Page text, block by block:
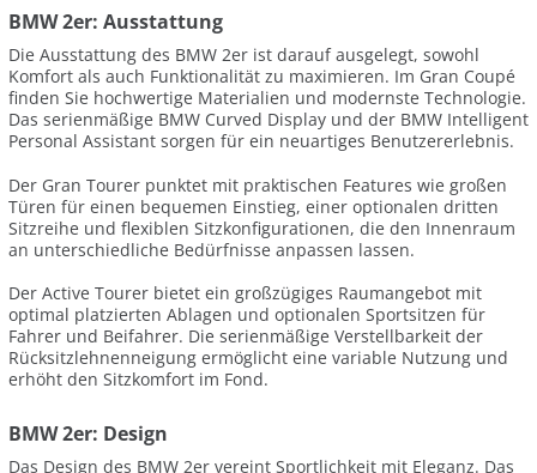
BMW 2er: Ausstattung
Die Ausstattung des BMW 2er ist darauf ausgelegt, sowohl
Komfort als auch Funktionalität zu maximieren. Im Gran Coupé
finden Sie hochwertige Materialien und modernste Technologie.
Das serienmäßige BMW Curved Display und der BMW Intelligent
Personal Assistant sorgen für ein neuartiges Benutzererlebnis.
Der Gran Tourer punktet mit praktischen Features wie großen
Türen für einen bequemen Einstieg, einer optionalen dritten
Sitzreihe und flexiblen Sitzkonfigurationen, die den Innenraum
an unterschiedliche Bedürfnisse anpassen lassen.
Der Active Tourer bietet ein großzügiges Raumangebot mit
optimal platzierten Ablagen und optionalen Sportsitzen für
Fahrer und Beifahrer. Die serienmäßige Verstellbarkeit der
Rücksitzlehnenneigung ermöglicht eine variable Nutzung und
erhöht den Sitzkomfort im Fond.
BMW 2er: Design
Das Design des BMW 2er vereint Sportlichkeit mit Eleganz. Das